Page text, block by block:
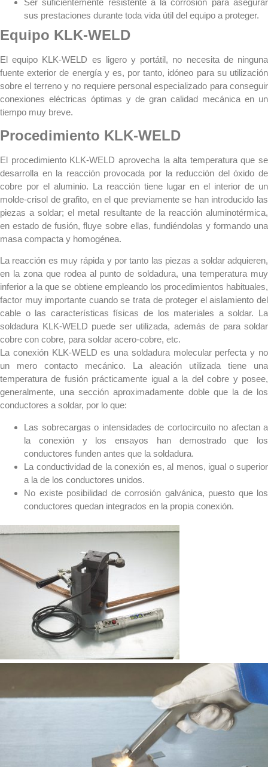
sus prestaciones durante toda vida útil del equipo a proteger.
Equipo KLK-WELD
El equipo KLK-WELD es ligero y portátil, no necesita de ninguna
fuente exterior de energía y es, por tanto, idóneo para su utilización
sobre el terreno y no requiere personal especializado para conseguir
conexiones eléctricas óptimas y de gran calidad mecánica en un
tiempo muy breve.
Procedimiento KLK-WELD
El procedimiento KLK-WELD aprovecha la alta temperatura que se
desarrolla en la reacción provocada por la reducción del óxido de
cobre por el aluminio. La reacción tiene lugar en el interior de un
molde-crisol de grafito, en el que previamente se han introducido las
piezas a soldar; el metal resultante de la reacción aluminotérmica,
en estado de fusión, fluye sobre ellas, fundiéndolas y formando una
masa compacta y homogénea.
La reacción es muy rápida y por tanto las piezas a soldar adquieren,
en la zona que rodea al punto de soldadura, una temperatura muy
inferior a la que se obtiene empleando los procedimientos habituales,
factor muy importante cuando se trata de proteger el aislamiento del
cable o las características físicas de los materiales a soldar. La
soldadura KLK-WELD puede ser utilizada, además de para soldar
cobre con cobre, para soldar acero-cobre, etc.
La conexión KLK-WELD es una soldadura molecular perfecta y no
un mero contacto mecánico. La aleación utilizada tiene una
temperatura de fusión prácticamente igual a la del cobre y posee,
generalmente, una sección aproximadamente doble que la de los
conductores a soldar, por lo que:
Las sobrecargas o intensidades de cortocircuito no afectan a
la conexión y los ensayos han demostrado que los
conductores funden antes que la soldadura.
La conductividad de la conexión es, al menos, igual o superior
a la de los conductores unidos.
No existe posibilidad de corrosión galvánica, puesto que los
conductores quedan integrados en la propia conexión.